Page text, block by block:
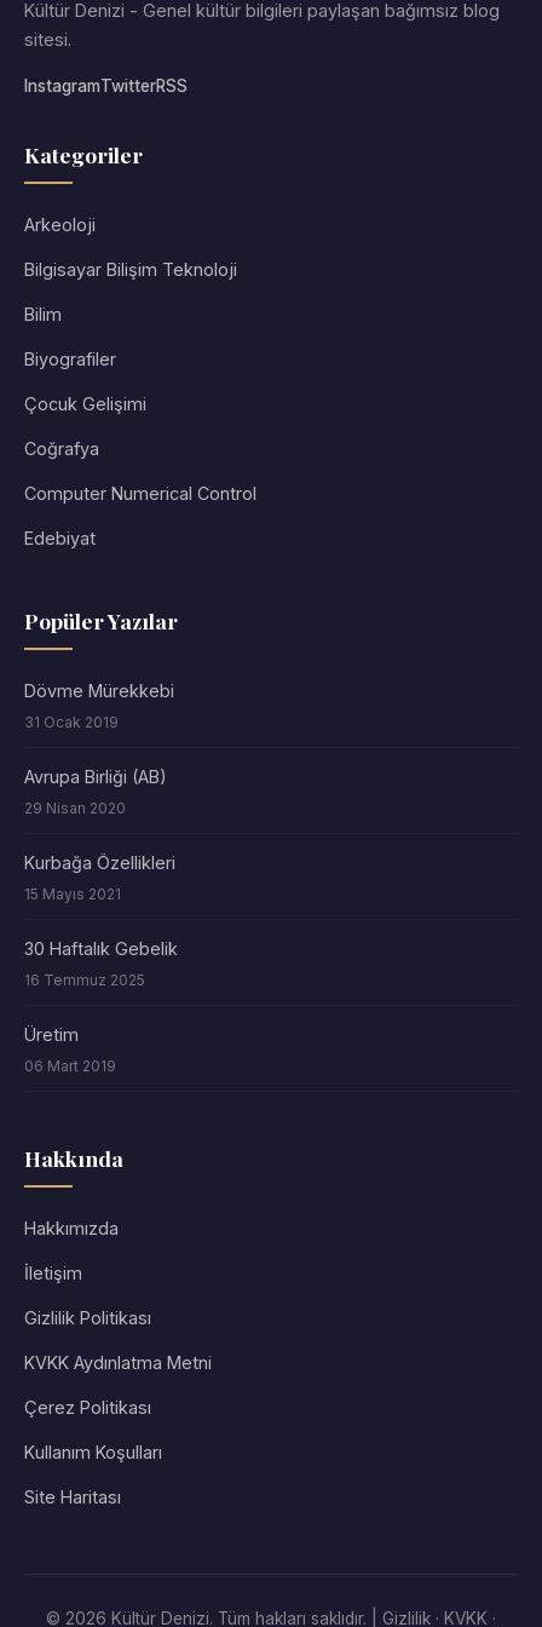
Kültür Denizi - Genel kültür bilgileri paylaşan bağımsız blog
sitesi.
InstagramTwitterRSS
Kategoriler
Arkeoloji
Bilgisayar Bilişim Teknoloji
Bilim
Biyografiler
Çocuk Gelişimi
Coğrafya
Computer Numerical Control
Edebiyat
Popüler Yazılar
Dövme Mürekkebi
31 Ocak 2019
Avrupa Birliği (AB)
29 Nisan 2020
Kurbağa Özellikleri
15 Mayıs 2021
30 Haftalık Gebelik
16 Temmuz 2025
Üretim
06 Mart 2019
Hakkında
Hakkımızda
İletişim
Gizlilik Politikası
KVKK Aydınlatma Metni
Çerez Politikası
Kullanım Koşulları
Site Haritası
© 2026 Kültür Denizi. Tüm hakları saklıdır. | Gizlilik · KVKK ·